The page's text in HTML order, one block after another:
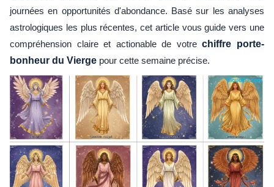
journées en opportunités d'abondance. Basé sur les analyses
astrologiques les plus récentes, cet article vous guide vers une
compréhension claire et actionable de votrechiffre porte-
bonheur du Vierge pour cette semaine précise.